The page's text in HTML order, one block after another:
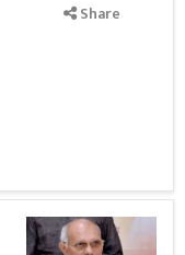
Share